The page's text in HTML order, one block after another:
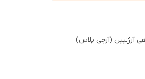
آرژنیین (آرجی پلاس)